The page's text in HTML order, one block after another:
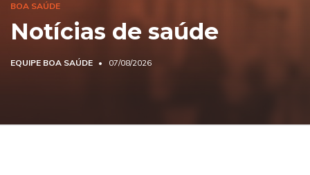
BOA SAÚDE
Notícias de saúde
EQUIPE BOA SAÚDE 07/08/2026